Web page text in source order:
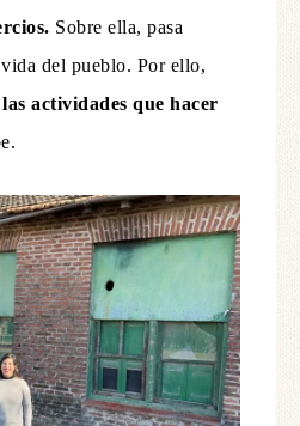
Sobre ella, pasa
del pueblo. Por ello,
actividades que hacer